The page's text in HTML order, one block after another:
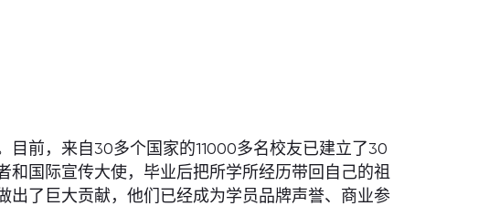
前，来自30多个国家的11000多名校友已建立了30
国际宣传大使，毕业后把所学所经历带回自己的祖
了巨大贡献，他们已经成为学员品牌声誉、商业参